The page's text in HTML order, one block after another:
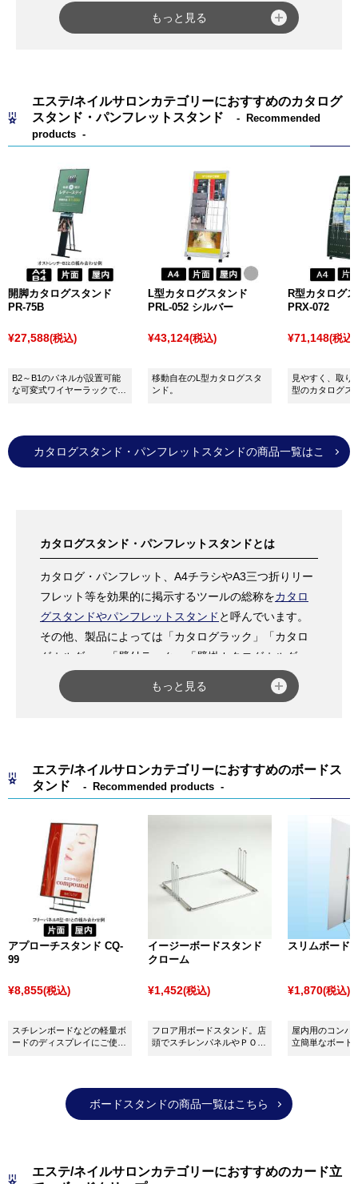
るミニタイプなどがございます。チョークならではの
柔らかく優しい雰囲気が出せるため、飲食店やカフ
にスタンドタイプもご用意しています。マーカーはチ
ョークと比べて文字などをはっきり表現することがで
き、書き消しも簡単に行えます。
ホワイトボードは、アルミ枠の付いたスタンダードな
タイプをはじめ、学校や会社の会議室などでよく見か
ける回転ボードタイプ、持ち運びが簡単でさまざまな
場所に貼り付けが可能なシートタイプ、脚が付いたス
タンドタイプなどバリエーションも豊富です。
また、マーカーペン イレーサーなどの関連商品も多
く取り揃えていますので、ぜひ一緒にチェックしてみ
てください。
もっと見る
エステ/ネイルサロンカテゴリーにおすすめのカタログ
スタンド・パンフレットスタンド
Recommended
products
開脚カタログスタンド
PR-75B
¥27,588(税込)
B2～B1のパネルが設置可能
な可変式ワイヤーラックで
L型カタログスタンド
PRL-052 シルバー
¥43,124(税込)
移動自在のL型カタログスタ
ンド。
R型カタログ
PRX-072
¥71,148(税込)
見やすく、取り
型のカタログス
カタログスタンド・パンフレットスタンドの商品一覧はこ
カタログスタンド・パンフレットスタンドとは
カタログ・パンフレット、A4チラシやA3三つ折りリー
フレット等を効果的に掲示するツールの総称をカタロ
グスタンドやパンフレットスタンド と呼んでいます。
その他、製品によっては「カタログラック」「カタロ
グホルダー」「壁付ラック」「壁掛カタログホルダ
ー」などと呼ばれる商品もあります。
スタンド式カタログスタンド
は種類が豊富で、スタン
用途としては、大型商業施設やショッピングセンタ
ー・旅行代理店・家電量販店など、多数のカタログや
パンフレットを掲示する場所にスタンド式カタログス
タンドがよく設置されています。
また、小売店頭やスタンド看板のオプションとして、
A4またはA4三つ折りサイズのチラシ・パンフレットが
収納できる
カタログホルダー
がよく使われます。
その他、病院・銀行・美容院など、待合室へ雑誌を設
置する場合に必要な
マガジンラック
も取り扱っており
ますので、商品選びでお困りの際はぜひお気軽にお問
もっと見る
エステ/ネイルサロンカテゴリーにおすすめのボードス
タンド
Recommended products
アプローチスタンド CQ-
99
¥8,855(税込)
スチレンボードなどの軽量ボ
ードのディスプレイにご使用
イージーボードスタンド
クローム
¥1,452(税込)
フロア用ボードスタンド。店
頭でスチレンパネルやＰＯＰ
スリムボード
¥1,870(税込)
屋内用のコンパ
立簡単なボード
ボードスタンドの商品一覧はこちら
エステ/ネイルサロンカテゴリーにおすすめのカード立